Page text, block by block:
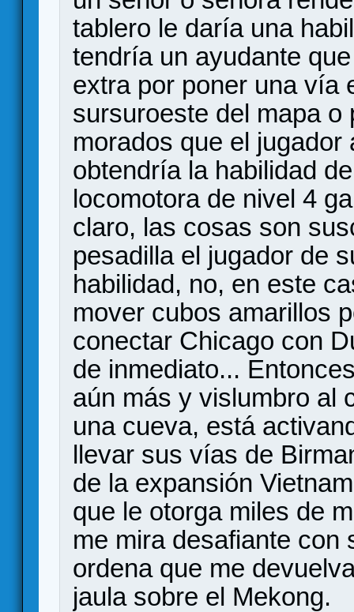
tablero le daría una
tendría un ayudante
extra por poner una vía
sursuroeste del mapa
morados que el
obtendría la habilidad
locomotora de nivel 4
claro, las cosas son
pesadilla el jugador de
habilidad, no, en este
mover cubos amarillos
conectar Chicago con
de inmediato...
aún más y vislumbro al
una cueva, está
llevar sus vías de
de la expansión
que le otorga miles de
me mira desafiante con
ordena que me
jaula sobre el Mekong.